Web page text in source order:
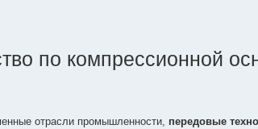
по компрессионной
отрасли промышленности, передовые